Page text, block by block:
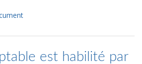
est habilité par